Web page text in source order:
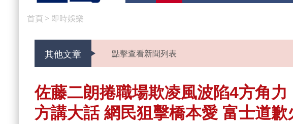
首頁 > 即時娛樂
其他文章 點擊查看新聞列表
佐藤二朗捲職場欺凌風波陷4方角
方講大話 網民狙擊橋本愛 富士道歉